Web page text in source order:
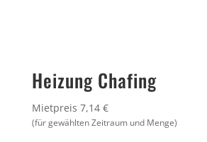
Heizung Chafing
Mietpreis 7,14 €
(für gewählten Zeitraum und Menge)